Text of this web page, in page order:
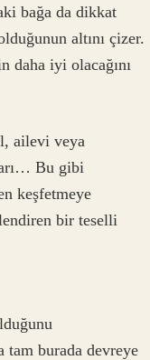
bağa da dikkat
altını çizer.
daha iyi olacağını
ailevi veya
Bu gibi
keşfetmeye
bir teselli
tam burada devreye